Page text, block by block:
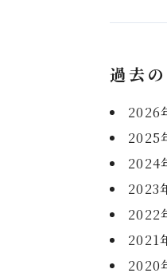
過去
2026
2025
2024
2023
2022
2021
2020